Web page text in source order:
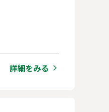
詳細をみる